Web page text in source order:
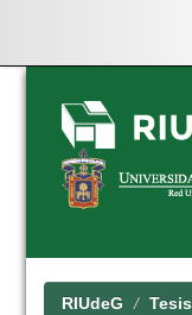
Skip
navigation
RIUdeG Tesis